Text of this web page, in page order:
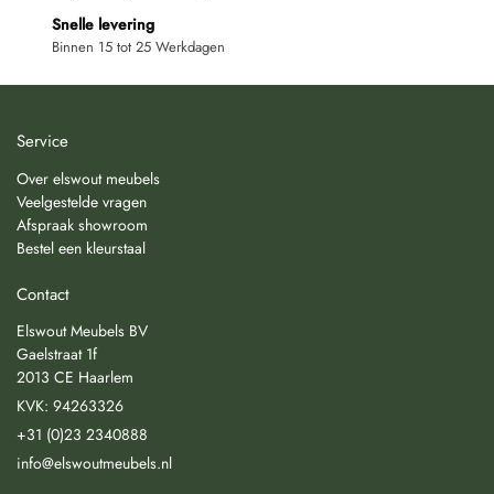
Snelle levering
Binnen 15 tot 25 Werkdagen
Service
Over elswout meubels
Veelgestelde vragen
Afspraak showroom
Bestel een kleurstaal
Contact
Elswout Meubels BV
Gaelstraat 1f
2013 CE Haarlem
KVK: 94263326
+31 (0)23 2340888
info@elswoutmeubels.nl